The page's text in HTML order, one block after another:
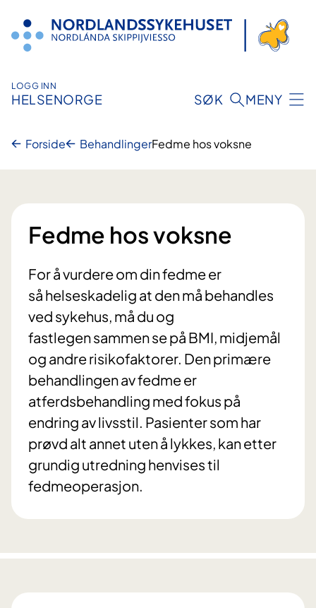
innhold
LOGG INN
HELSENORGE SØK MENY
Forside BehandlingerFedme hos voksne
Fedme hos voksne
For å vurdere om din fedme er
så helseskadelig at den må behandles
ved sykehus, må du og
fastlegen sammen se på BMI, midjemål
og andre risikofaktorer. Den primære
behandlingen av fedme er
atferdsbehandling med fokus på
endring av livsstil. Pasienter som har
prøvd alt annet uten å lykkes, kan etter
grundig utredning henvises til
fedmeoperasjon.